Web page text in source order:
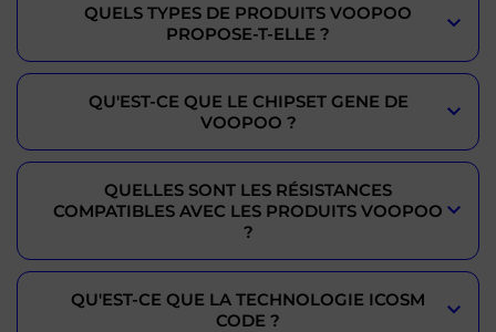
QUELS TYPES DE PRODUITS VOOPOO
PROPOSE-T-ELLE ?
QU'EST-CE QUE LE CHIPSET GENE DE
VOOPOO ?
QUELLES SONT LES RÉSISTANCES
COMPATIBLES AVEC LES PRODUITS VOOPOO
?
QU'EST-CE QUE LA TECHNOLOGIE ICOSM
CODE ?